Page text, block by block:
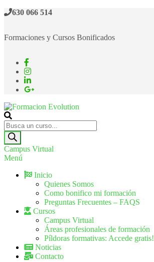
630 066 514
Formaciones y Cursos Bonificados
Formacion Evolution
Cursos de formación continua
Campus Virtual
Menú
Inicio
Quienes Somos
Como bonifico mi formación
Preguntas Frecuentes – FAQS
Cursos
Campus Virtual
Áreas profesionales de formación
Píldoras formativas: Accede gratis!
Noticias
Contacto